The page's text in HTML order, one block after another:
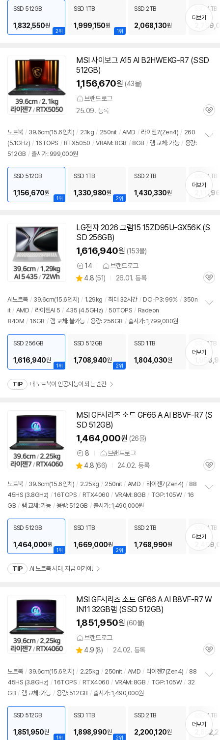
치
기
2위
SSD 512GB
1,832,550원
1위
SSD 1TB
1,999,150원
SSD 2TB
2,068,130원
SSD 4TB
더보기
MSI 사이보그 A15 AI B2HWEKG-R7 (SSD
512GB)
1,156,670원 (43몰)
브랜드로그
25.09. 등록
관
노트북 / 39.6cm(15.6인치) / 2.1kg / 250nit / AMD / 라이젠7(Zen4) / 260
(5.1GHz) / 16TOPS / RTX5050 / VRAM: 8GB / 8GB / 램 교체: 가능 / 용량:
512GB / 출시가: 999,000원
치
기
1위
SSD 512GB
1,156,670원
2위
SSD 1TB
1,330,980원
SSD 2TB
1,430,330원
SSD 4TB
더보기
LG전자 2026 그램15 15ZD95U-GX56K (S
SD 256GB)
1,616,940원 (153몰)
상
품
견
14 브랜드로그
별
4.8 (상
리
뷰
51) 26.01. 등록
관
AI노트북 / 39.6cm(15.6인치) / 1.29kg / 최대 32시간 / DCI-P3: 99% / 350n
it / AMD / 라이젠AI 5 / 435 (4.5GHz) / 50TOPS / Radeon
840M / 16GB / 램 교체: 불가능 / 용량: 256GB / 출시가: 1,799,000원
치
기
1위
SSD 256GB
1,616,940원
2위
SSD 512GB
1,708,940원
SSD 1TB
1,804,030원
SSD 2TB
더보기
TIP 내 노트북이 인공지능이 되는 순간
MSI GF시리즈 소드 GF66 A AI B8VF-R7 (S
SD 512GB)
1,464,000원 (26몰)
상
품
견
8 브랜드로그
별
점
4.8 (상
리
뷰
66) 24.02. 등록
관
노트북 / 39.6cm(15.6인치) / 2.25kg / 250nit / AMD / 라이젠7(Zen4) / 88
45HS (3.8GHz) / 16TOPS / RTX4060 / VRAM: 8GB / TGP: 105W / 16
GB / 램 교체: 가능 / 용량: 512GB / 출시가: 1,490,000원
치
기
1위
SSD 512GB
1,464,000원
2위
SSD 1TB
1,669,000원
SSD 2TB
1,768,990원
SSD 4TB
더보기
TIP AI 노트북 시대, 지금 여기에.
MSI GF시리즈 소드 GF66 A AI B8VF-R7 W
IN11 32GB램 (SSD 512GB)
1,851,950원 (60몰)
브랜드로그
별
4.9 (상
리
뷰
8) 24.02. 등록
관
노트북 / 39.6cm(15.6인치) / 2.25kg / 250nit / AMD / 라이젠7(Zen4) / 88
45HS (3.8GHz) / 16TOPS / RTX4060 / VRAM: 8GB / TGP: 105W / 32
GB / 램 교체: 가능 / 용량: 512GB / 출시가: 1,490,000원
치
기
1위
SSD 512GB
1,851,950원
2위
SSD 1TB
1,898,990원
SSD 2TB
2,200,120원
SSD 4TB
더보기